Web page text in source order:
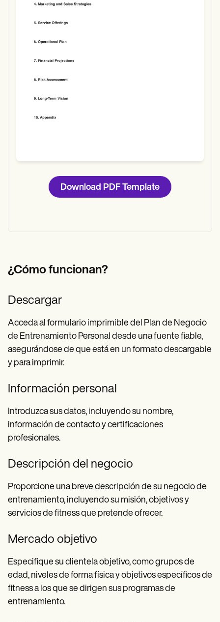
Download PDF Template
¿Cómo funcionan?
Descargar
Acceda al formulario imprimible del Plan de Negocio
de Entrenamiento Personal desde una fuente fiable,
asegurándose de que está en un formato descargable
y para imprimir.
Información personal
Introduzca sus datos, incluyendo su nombre,
información de contacto y certificaciones
profesionales.
Descripción del negocio
Proporcione una breve descripción de su negocio de
entrenamiento, incluyendo su misión, objetivos y
servicios de fitness que pretende ofrecer.
Mercado objetivo
Especifique su clientela objetivo, como grupos de
edad, niveles de forma física y objetivos específicos de
fitness a los que se dirigen sus programas de
entrenamiento.